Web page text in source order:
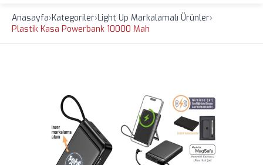
Anasayfa›Kategoriler›Light Up Markalamalı Ürünler›
Plastik Kasa Powerbank 10000 Mah